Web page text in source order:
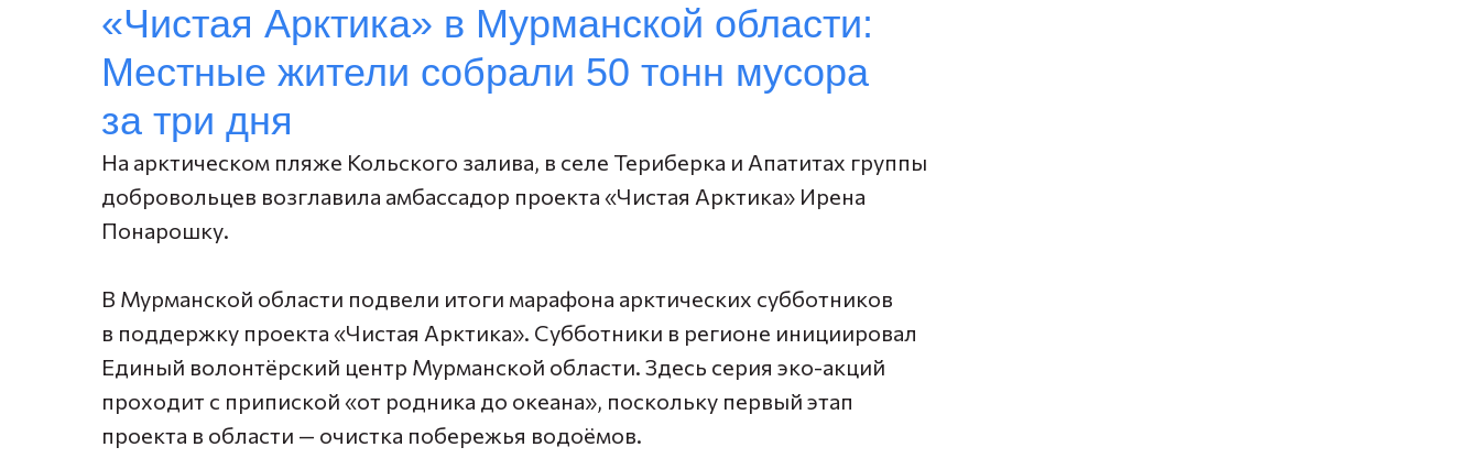
«Чистая Арктика» в Мурманской области:
Местные жители собрали 50 тонн мусора
за три дня
На арктическом пляже Кольского залива, в селе Териберка и Апатитах группы
добровольцев возглавила амбассадор проекта «Чистая Арктика» Ирена
Понарошку.
В Мурманской области подвели итоги марафона арктических субботников
в поддержку проекта «Чистая Арктика». Субботники в регионе инициировал
Единый волонтёрский центр Мурманской области. Здесь серия эко-акций
проходит с припиской «от родника до океана», поскольку первый этап
проекта в области — очистка побережья водоёмов.